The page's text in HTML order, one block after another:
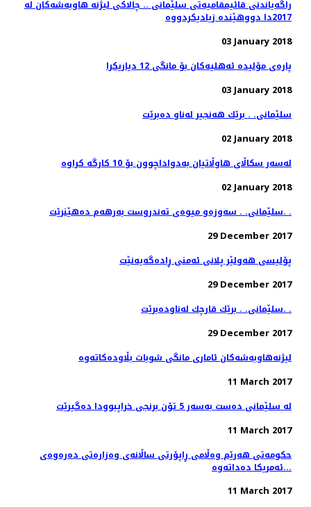
راگه‌یاندنی قائیمقامیه‌تی سلێمانی .. چالاكی لیژنه‌ هاوبه‌شه‌كان له‌
03 January 2018
پاره‌ی مۆلیده‌ ئه‌هلیه‌كان بۆ مانگی 12 دیاریكرا
03 January 2018
سلێمانی. . برێك هه‌نجیر له‌ناو ده‌برێت
02 January 2018
02 January 2018
سلێمانی. . سه‌وزه‌و میوه‌ی ته‌ندروست به‌رهه‌م ده‌هێنرێت. .
29 December 2017
پۆلیسی هەولێر پلانی ئەمنی ڕادەگەیەنێت
29 December 2017
سلێمانی. . برێك قارچك له‌ناوده‌برێت. .
29 December 2017
11 March 2017
له‌ سلێمانی ده‌ست به‌سه‌ر 5 تۆن برنجی خراپبوودا ده‌گیرێت
11 March 2017
حکومەتی هەرێم وەڵامی ڕاپۆرتی ساڵانەی وەزارەتی دەرەوەی
ئەمریکا دەداتەوە...
11 March 2017